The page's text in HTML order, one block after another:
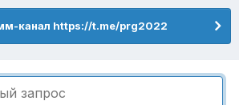
канал https://t.me/prg2022